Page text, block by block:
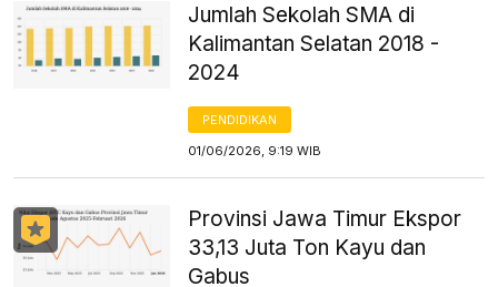
Jumlah Sekolah SMA di
Kalimantan Selatan 2018 -
2024
PENDIDIKAN
01/06/2026, 9:19 WIB
Provinsi Jawa Timur Ekspor
33,13 Juta Ton Kayu dan
Gabus